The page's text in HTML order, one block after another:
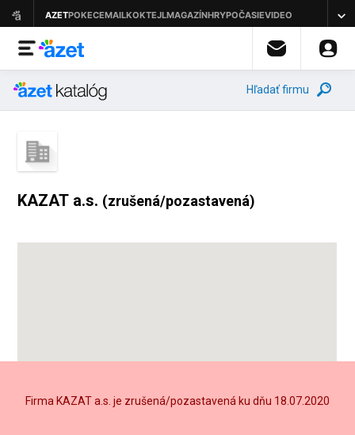
Hľadať firmu
KAZAT a.s. (zrušená/pozastavená)
Firma KAZAT a.s. je zrušená/pozastavená ku dňu 18.07.2020